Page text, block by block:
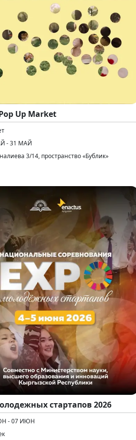
Up Market
- 31 МАЙ
3/14, пространство «Бублик»
стартапов 2026
- 07 ИЮН